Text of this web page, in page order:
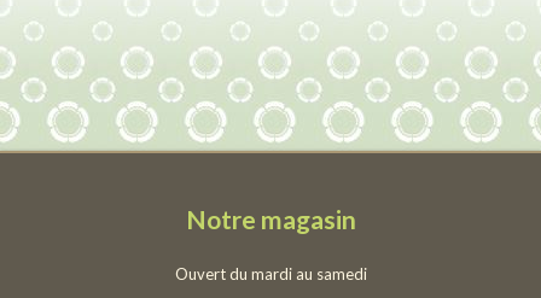
Notre magasin
Ouvert du mardi au samedi